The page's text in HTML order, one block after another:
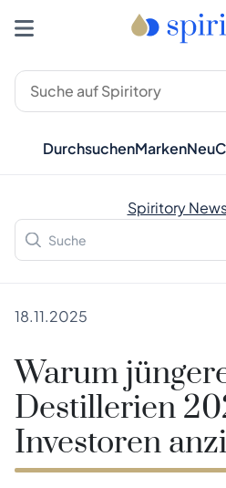
DurchsuchenMarkenNeu
Spiritory
18.11.2025
Warum
Destillerien
Investoren